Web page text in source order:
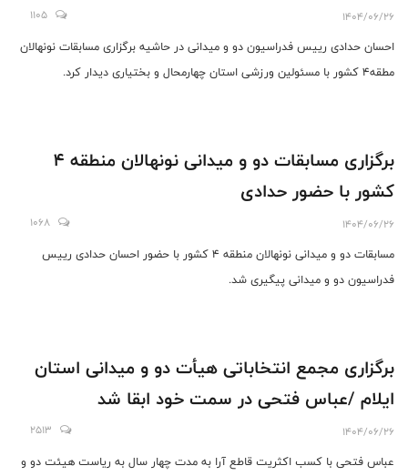
1404/06/26
1105
احسان حدادی رییس فدراسیون دو و میدانی در حاشیه برگزاری مسابقات نونهالان
مطقه4 کشور با مسئولین ورزشی استان چهارمحال و بختیاری دیدار کرد.
برگزاری مسابقات دو و میدانی نونهالان منطقه 4
کشور با حضور حدادی
1404/06/26
1068
مسابقات دو و میدانی نونهالان منطقه 4 کشور با حضور احسان حدادی رییس
فدراسیون دو و میدانی پیگیری شد.
برگزاری مجمع انتخاباتی هیأت دو و میدانی استان
ایلام /عباس فتحی در سمت خود ابقا شد
1404/06/26
2513
عباس فتحی با کسب اکثریت قاطع آرا به مدت چهار سال به ریاست هیئت دو و